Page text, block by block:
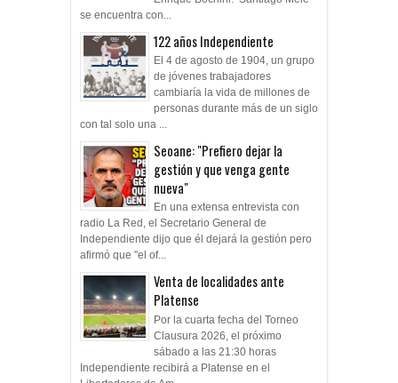
se encuentra con...
122 años Independiente
El 4 de agosto de 1904, un grupo
de jóvenes trabajadores
cambiaría la vida de millones de
personas durante más de un siglo
con tal solo una ...
Seoane: "Prefiero dejar la
gestión y que venga gente
nueva"
En una extensa entrevista con
radio La Red, el Secretario General de
Independiente dijo que él dejará la gestión pero
afirmó que "el of...
Venta de localidades ante
Platense
Por la cuarta fecha del Torneo
Clausura 2026, el próximo
sábado a las 21:30 horas
Independiente recibirá a Platense en el